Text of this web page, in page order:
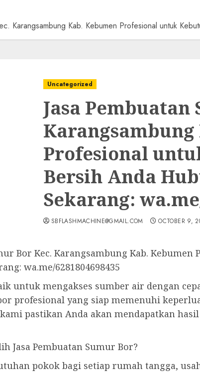
Karangsambung Kab. Kebumen Profesional untuk
Uncategorized
Jasa Pembuatan
Profesional
Bersih Anda
Sekarang:
SBFLASHMACHINE@GMAIL.COM OCTOBER 9,
Bor Kec. Karangsambung Kab.
wa.me/6281804698435
untuk mengakses sumber air dengan
profesional yang siap memenuhi
pastikan Anda akan mendapatkan
Jasa Pembuatan Sumur Bor?
pokok bagi setiap rumah tangga,